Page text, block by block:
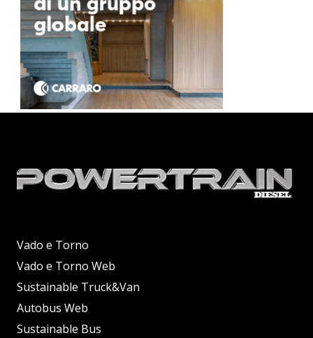
Vado e Torno
Vado e Torno Web
Sustainable Truck&Van
Autobus Web
Sustainable Bus